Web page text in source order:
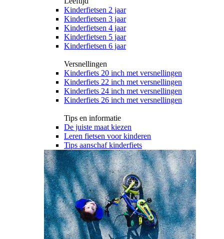
Kinderfietsen 2 jaar
Kinderfietsen 3 jaar
Kinderfietsen 4 jaar
Kinderfietsen 5 jaar
Kinderfietsen 6 jaar
Versnellingen
Kinderfiets 20 inch met versnellingen
Kinderfiets 22 inch met versnellingen
Kinderfiets 24 inch met versnellingen
Kinderfiets 26 inch met versnellingen
Tips en informatie
De juiste maat kiezen
Leren fietsen voor kinderen
Tips aanschaf kinderfiets